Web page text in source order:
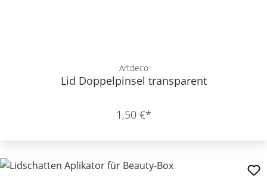
Artdeco
Lid Doppelpinsel transparent
1,50 €*